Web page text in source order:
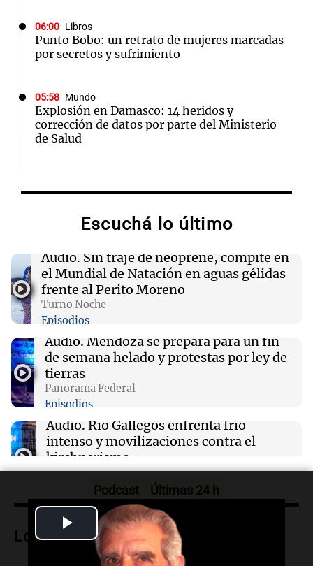
Play
Video
06:00 Libros
Punto Bobo: un retrato de mujeres marcadas
por secretos y sufrimiento
05:58 Mundo
Explosión en Damasco: 14 heridos y
corrección de datos por parte del Ministerio
de Salud
El AMOC se mantuvo fuerte mientras una
04:00 Deportes
Polémica en el running: bloquean a
corredores que no paguen inscripción y donan
a hospitales
03:32 Mundo
Rescate invernal en la Antártida: un
estadounidense trasladado a hospital en
Nueva Zelanda
03:15 Recetas
Descubre los dulces más emblemáticos de las
Rías Baixas en Galicia
Escuchá lo último
Audio. Sin traje de neoprene, compite en
el Mundial de Natación en aguas gélidas
frente al Perito Moreno
Turno Noche
Episodios
Audio. Mendoza se prepara para un fin
de semana helado y protestas por ley de
tierras
Panorama Federal
Episodios
Audio. Río Gallegos enfrenta frío
intenso y movilizaciones contra el
kirchnerismo
Panorama Federal
Audio.Debate en el Senado sobre
propiedad privada y cuestionamientos a
la soberanía digital en Argentina
Panorama Federal
Podcast Últimas 24 h
Lo más visto